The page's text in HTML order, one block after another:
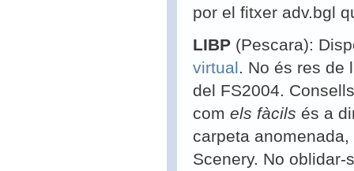
por el fitxer adv.bgl
LIBP (Pescara):
virtual. No és res de
del FS2004.
com els fàcils és a
carpeta
Scenery. No